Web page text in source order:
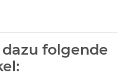
folgende